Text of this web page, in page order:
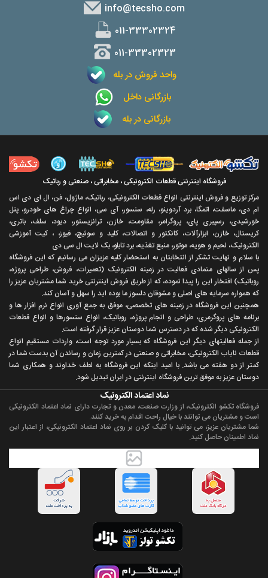
info@tecsho.com
011-33302324
011-33302323
واحد فروش در بله
بازرگانی داخل
بازرگانی در بله
فروشگاه اینترنتی قطعات الکترونیکی ، مخابراتی ، صنعتی و رباتیک
مرکز توزیع و فروش اینترنتی انواع قطعات الکترونیکی، رباتیک، ماژول، فن، ال ای دی اس
ام دی، ماسفت، اتمگا، برد آردوینو، رله، سنسور، آی سی، انواع چراغ های خودرو، پنل
خورشیدی، رسپبری پای، پروگرامر، مقاومت، خازن، ترانزیستور، دیود، سلف، باتری،
کریستال، خازن، ابزارآلات، کانکتور و اتصالات، کلید و سوئیچ، فیوز، ، کیت آموزشی
الکترونیک، لحیم و هویه، موتور، منبع تغذیه، برد تابلو، بک لایت ال سی دی
با سلام و نهايت تشکر از انتخابتان به استحضار کليه عزيزان می رسانيم که اين فروشگاه
پس از سالهای متمادی فعاليت در زمينه الکترونيک (تعميرات، فروش، طراحی پروژه،
روباتيک) افتخار اين را پيدا نموده، که از طريق فروش اينترنتی خريد شما مشتريان عزيز را
که همواره سرمايه های اصلی و مشوقان دلسوز ما بوده ايد را سهل و آسان کند.
همچنين اين فروشگاه در زمينه های تخصصی، موفق به جمع آوری انواع نرم افزار ها و
برنامه های پروگرمری، طراحی و انجام پروژه، روباتيک، انواع سنسورها و انواع قطعات
الکترونيکی ديگر شده که در دسترس شما دوستان عزيز قرار گرفته است.
از جمله فعاليتهای ديگر اين فروشگاه که بسيار مورد توجه است، واردات مستقیم انواع
قطعات ناياب الکترونيکی، مخابراتی و صنعتی در کمترين زمان و رساندن آن بدست شما در
کمتر از دو هفته می باشد. با اميد اينکه اين فروشگاه به لطف خداوند و همکاری شما
دوستان عزيز به موفق ترين فروشگاه اینترنتی در ایران تبديل شود.
نماد اعتماد الکترونیک
فروشگاه تکشو الکترونیک، از وزارت صنعت، معدن و تجارت دارای نماد اعتماد الکترونیکی
است و مشتریان می توانند با خیال راحت اقدام به خرید کنند.
شما مشتریان عزیز، می توانید با کلیک کردن بر روی نماد اعتماد الکترونیکی، از اعتبار این
نماد اطمینان حاصل کنید.